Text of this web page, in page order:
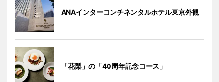
ANAインターコンチネンタルホテル東京外観
「花梨」の「40周年記念コース」